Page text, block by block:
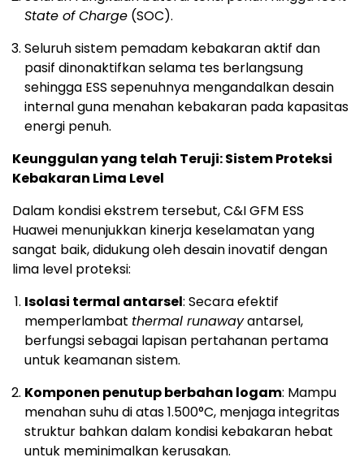
State of Charge (SOC).
Seluruh sistem pemadam kebakaran aktif dan
pasif dinonaktifkan selama tes berlangsung
sehingga ESS sepenuhnya mengandalkan desain
internal guna menahan kebakaran pada kapasitas
energi penuh.
Keunggulan yang telah Teruji: Sistem Proteksi
Kebakaran Lima Level
Dalam kondisi ekstrem tersebut, C&I GFM ESS
Huawei menunjukkan kinerja keselamatan yang
sangat baik, didukung oleh desain inovatif dengan
lima level proteksi:
Isolasi termal antarsel: Secara efektif
memperlambat thermal runawayantarsel,
berfungsi sebagai lapisan pertahanan pertama
untuk keamanan sistem.
Komponen penutup berbahan logam: Mampu
menahan suhu di atas 1.500°C, menjaga integritas
struktur bahkan dalam kondisi kebakaran hebat
untuk meminimalkan kerusakan.